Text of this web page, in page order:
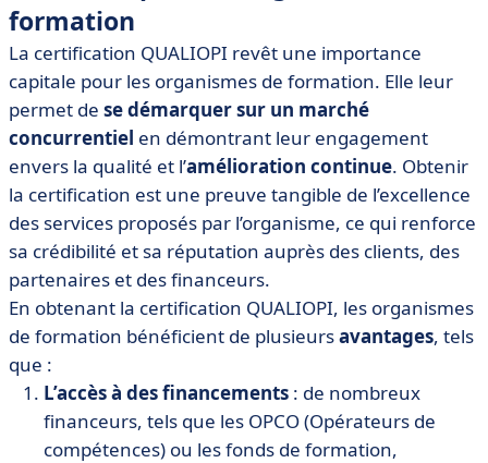
formation
La certification QUALIOPI revêt une importance
capitale pour les organismes de formation. Elle leur
permet de se démarquer sur un marché
concurrentiel en démontrant leur engagement
envers la qualité et l’amélioration continue. Obtenir
la certification est une preuve tangible de l’excellence
des services proposés par l’organisme, ce qui renforce
sa crédibilité et sa réputation auprès des clients, des
partenaires et des financeurs.
En obtenant la certification QUALIOPI, les organismes
de formation bénéficient de plusieursavantages, tels
que :
L’accès à des financements : de nombreux
financeurs, tels que les OPCO (Opérateurs de
compétences) ou les fonds de formation,